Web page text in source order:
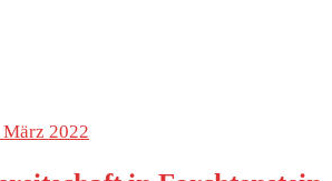
März 2022